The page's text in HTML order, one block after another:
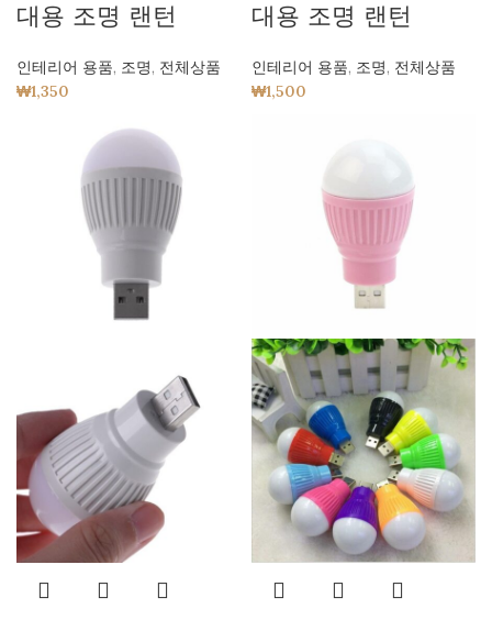
대용 조명 랜턴
인테리어 용품, 조명, 전체상품
₩1,350
대용 조명 랜턴
인테리어 용품, 조명, 전체상품
₩1,500